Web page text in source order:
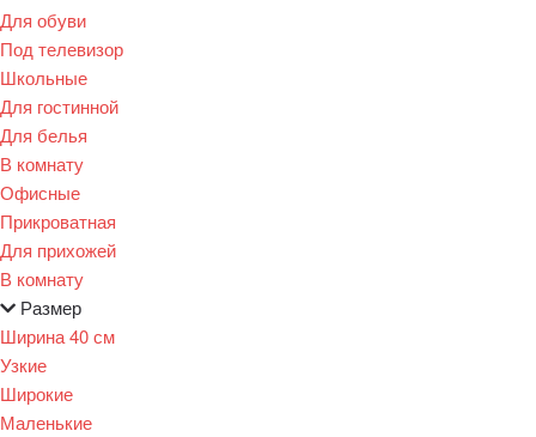
Для обуви
Под телевизор
Школьные
Для гостинной
Для белья
В комнату
Офисные
Прикроватная
Для прихожей
В комнату
Размер
Ширина 40 см
Узкие
Широкие
Маленькие